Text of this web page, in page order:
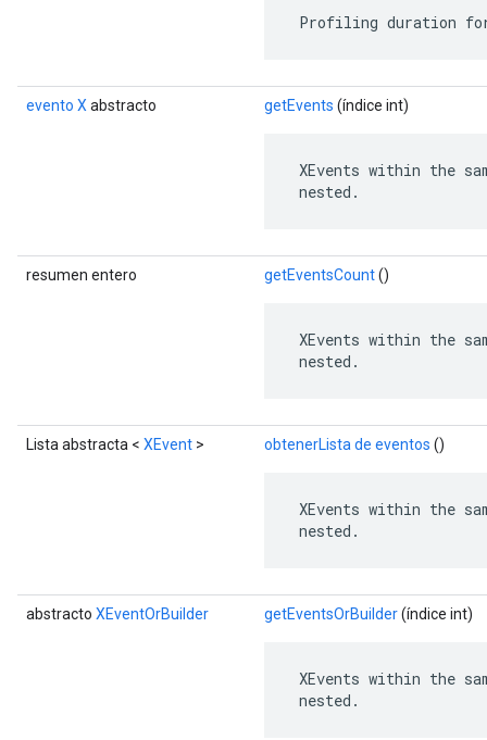
Profiling duration
evento X abstracto getEvents (índice int)
XEvents within the
nested.
resumen entero getEventsCount()
XEvents within the
nested.
Lista abstracta < XEvent > obtenerLista de eventos ()
XEvents within the
nested.
abstracto XEventOrBuilder getEventsOrBuilder(índice int)
XEvents within the
nested.